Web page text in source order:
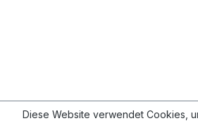
Diese Website verwendet Cookies,